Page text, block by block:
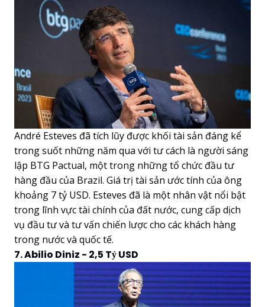
André Esteves đã tích lũy được khối tài sản đáng kể
trong suốt những năm qua với tư cách là người sáng
lập BTG Pactual, một trong những tổ chức đầu tư
hàng đầu của Brazil. Giá trị tài sản ước tính của ông
khoảng 7 tỷ USD. Esteves đã là một nhân vật nổi bật
trong lĩnh vực tài chính của đất nước, cung cấp dịch
vụ đầu tư và tư vấn chiến lược cho các khách hàng
trong nước và quốc tế.
7. Abilio Diniz - 2,5 Tỷ USD